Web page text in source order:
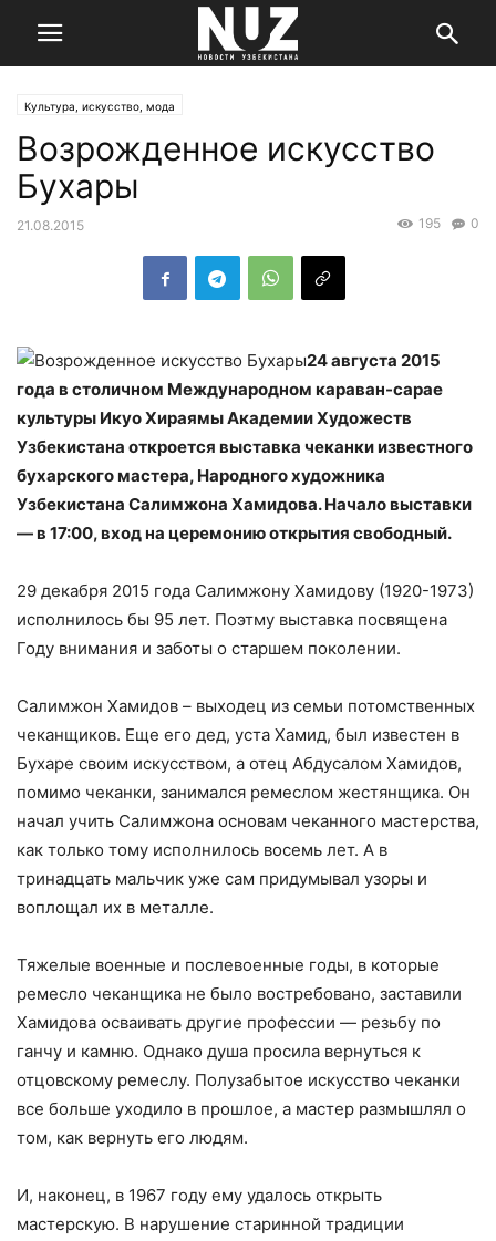
Культура, искусство, мода
Возрожденное искусство
Бухары
21.08.2015 0
195
24 августа 2015
года в столичном Международном караван-сарае
культуры Икуо Хираямы Академии Художеств
Узбекистана откроется выставка чеканки известного
бухарского мастера, Народного художника
Узбекистана Салимжона Хамидова. Начало выставки
— в 17:00, вход на церемонию открытия свободный.
29 декабря 2015 года Салимжону Хамидову (1920-1973)
исполнилось бы 95 лет. Поэтму выставка посвящена
Году внимания и заботы о старшем поколении.
Салимжон Хамидов – выходец из семьи потомственных
чеканщиков. Еще его дед, уста Хамид, был известен в
Бухаре своим искусством, а отец Абдусалом Хамидов,
помимо чеканки, занимался ремеслом жестянщика. Он
начал учить Салимжона основам чеканного мастерства,
как только тому исполнилось восемь лет. А в
тринадцать мальчик уже сам придумывал узоры и
воплощал их в металле.
Тяжелые военные и послевоенные годы, в которые
ремесло чеканщика не было востребовано, заставили
Хамидова осваивать другие профессии — резьбу по
ганчу и камню. Однако душа просила вернуться к
отцовскому ремеслу. Полузабытое искусство чеканки
все больше уходило в прошлое, а мастер размышлял о
том, как вернуть его людям.
И, наконец, в 1967 году ему удалось открыть
мастерскую. В нарушение старинной традиции